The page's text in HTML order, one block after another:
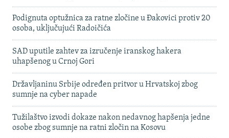
Podignuta optužnica za ratne zločine u Đakovici protiv 20
osoba, uključujući Radoičića
SAD uputile zahtev za izručenje iranskog hakera
uhapšenog u Crnoj Gori
Državljaninu Srbije određen pritvor u Hrvatskoj zbog
sumnje na cyber napade
Tužilaštvo izvodi dokaze nakon nedavnog hapšenja jedne
osobe zbog sumnje na ratni zločin na Kosovu